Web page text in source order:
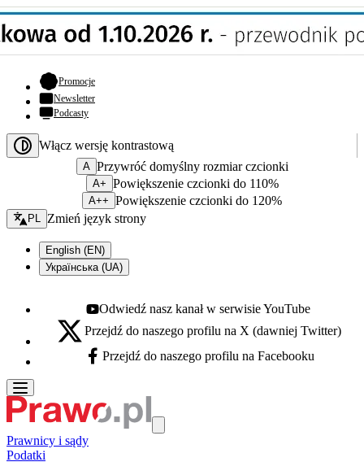
Promocje- otwiera się w nowej karcie
Newsletter
Podcasty
Włącz wersję kontrastową
A Przywróć domyślny rozmiar czcionki
A+ Powiększenie czcionki do 110%
A++ Powiększenie czcionki do 120%
Zmień język - bieżący:
PL Zmień język strony
English (EN)
Українська (UA)
Youtube - otwiera się w nowej karcie
Odwiedź nasz kanał w serwisie YouTube
X - otwiera się w nowej karcie
Przejdź do naszego profilu na X (dawniej Twitter)
Facebook - otwiera się w nowej karcie
Przejdź do naszego profilu na Facebooku
Prawnicy i sądy
Podatki